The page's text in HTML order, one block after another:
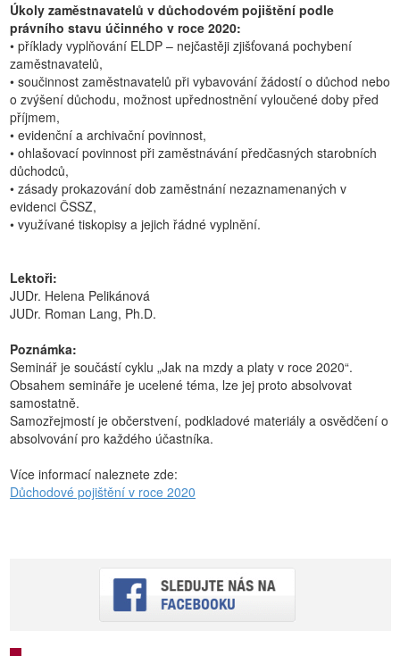
Úkoly zaměstnavatelů v důchodovém pojištění podle
právního stavu účinného v roce 2020:
• příklady vyplňování ELDP – nejčastěji zjišťovaná pochybení
zaměstnavatelů,
• součinnost zaměstnavatelů při vybavování žádostí o důchod nebo
o zvýšení důchodu, možnost upřednostnění vyloučené doby před
příjmem,
• evidenční a archivační povinnost,
• ohlašovací povinnost při zaměstnávání předčasných starobních
důchodců,
• zásady prokazování dob zaměstnání nezaznamenaných v
evidenci ČSSZ,
• využívané tiskopisy a jejich řádné vyplnění.
Lektoři:
JUDr. Helena Pelikánová
JUDr. Roman Lang, Ph.D.
Poznámka:
Seminář je součástí cyklu „Jak na mzdy a platy v roce 2020“.
Obsahem semináře je ucelené téma, lze jej proto absolvovat
samostatně.
Samozřejmostí je občerstvení, podkladové materiály a osvědčení o
absolvování pro každého účastníka.
Více informací naleznete zde:
Důchodové pojištění v roce 2020